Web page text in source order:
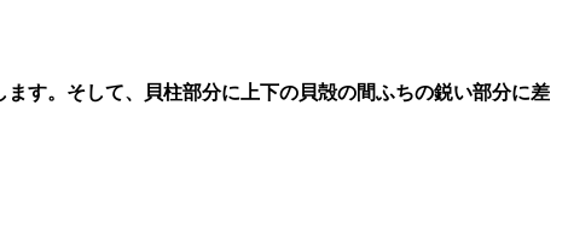
す。そして、貝柱部分に上下の貝殻の間ふちの鋭い部分に差